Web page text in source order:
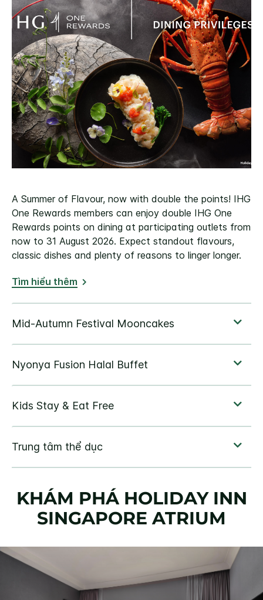
A Summer of Flavour, now with double the points! IHG
One Rewards members can enjoy double IHG One
Rewards points on dining at participating outlets from
now to 31 August 2026. Expect standout flavours,
classic dishes and plenty of reasons to linger longer.
Tìm hiểu thêm
KHÁM PHÁ HOLIDAY INN
SINGAPORE ATRIUM